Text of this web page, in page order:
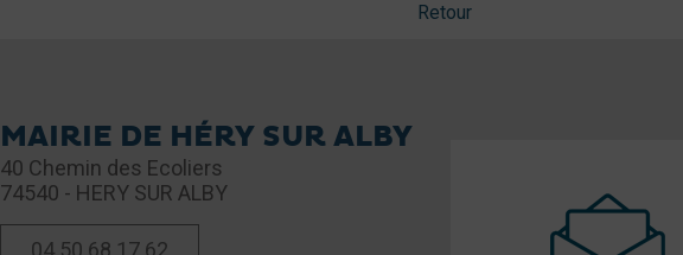
Retour
MAIRIE DE HÉRY SUR ALBY
40 Chemin des Ecoliers
74540 - HERY SUR ALBY